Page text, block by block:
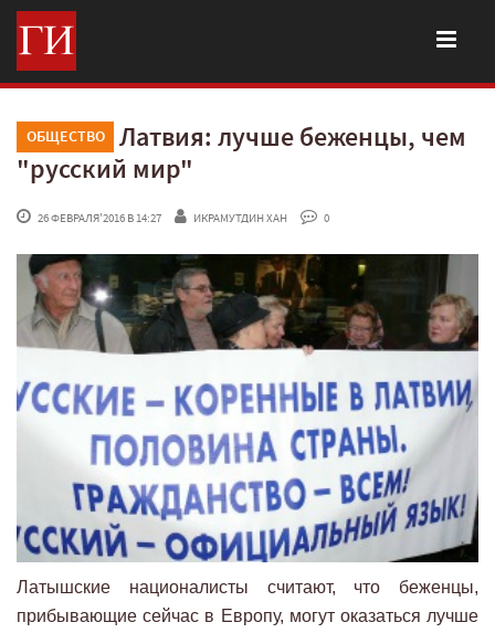
ОБЩЕСТВО
Латвия: лучше беженцы, чем
"русский мир"
26 ФЕВРАЛЯ'2016 В 14:27 ИКРАМУТДИН ХАН 0
Латышские националисты считают, что беженцы,
прибывающие сейчас в Европу, могут оказаться лучше